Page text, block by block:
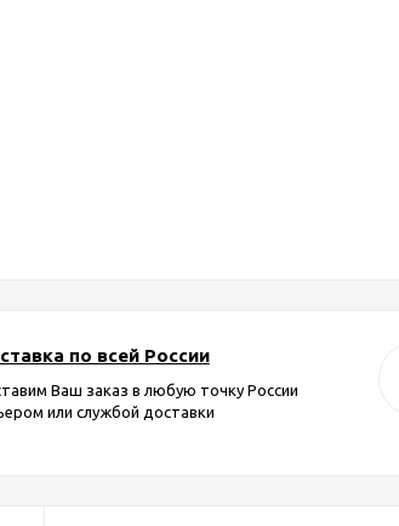
по всей России
Ваш заказ в любую точку России
или службой доставки